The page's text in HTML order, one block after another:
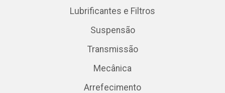
Lubrificantes e Filtros
Suspensão
Transmissão
Mecânica
Arrefecimento